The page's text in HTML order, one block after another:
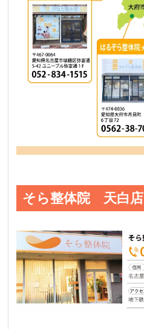
そら整体院 天白店